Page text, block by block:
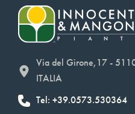
Via del Girone,17 -
ITALIA
Tel: +39.0573.530364